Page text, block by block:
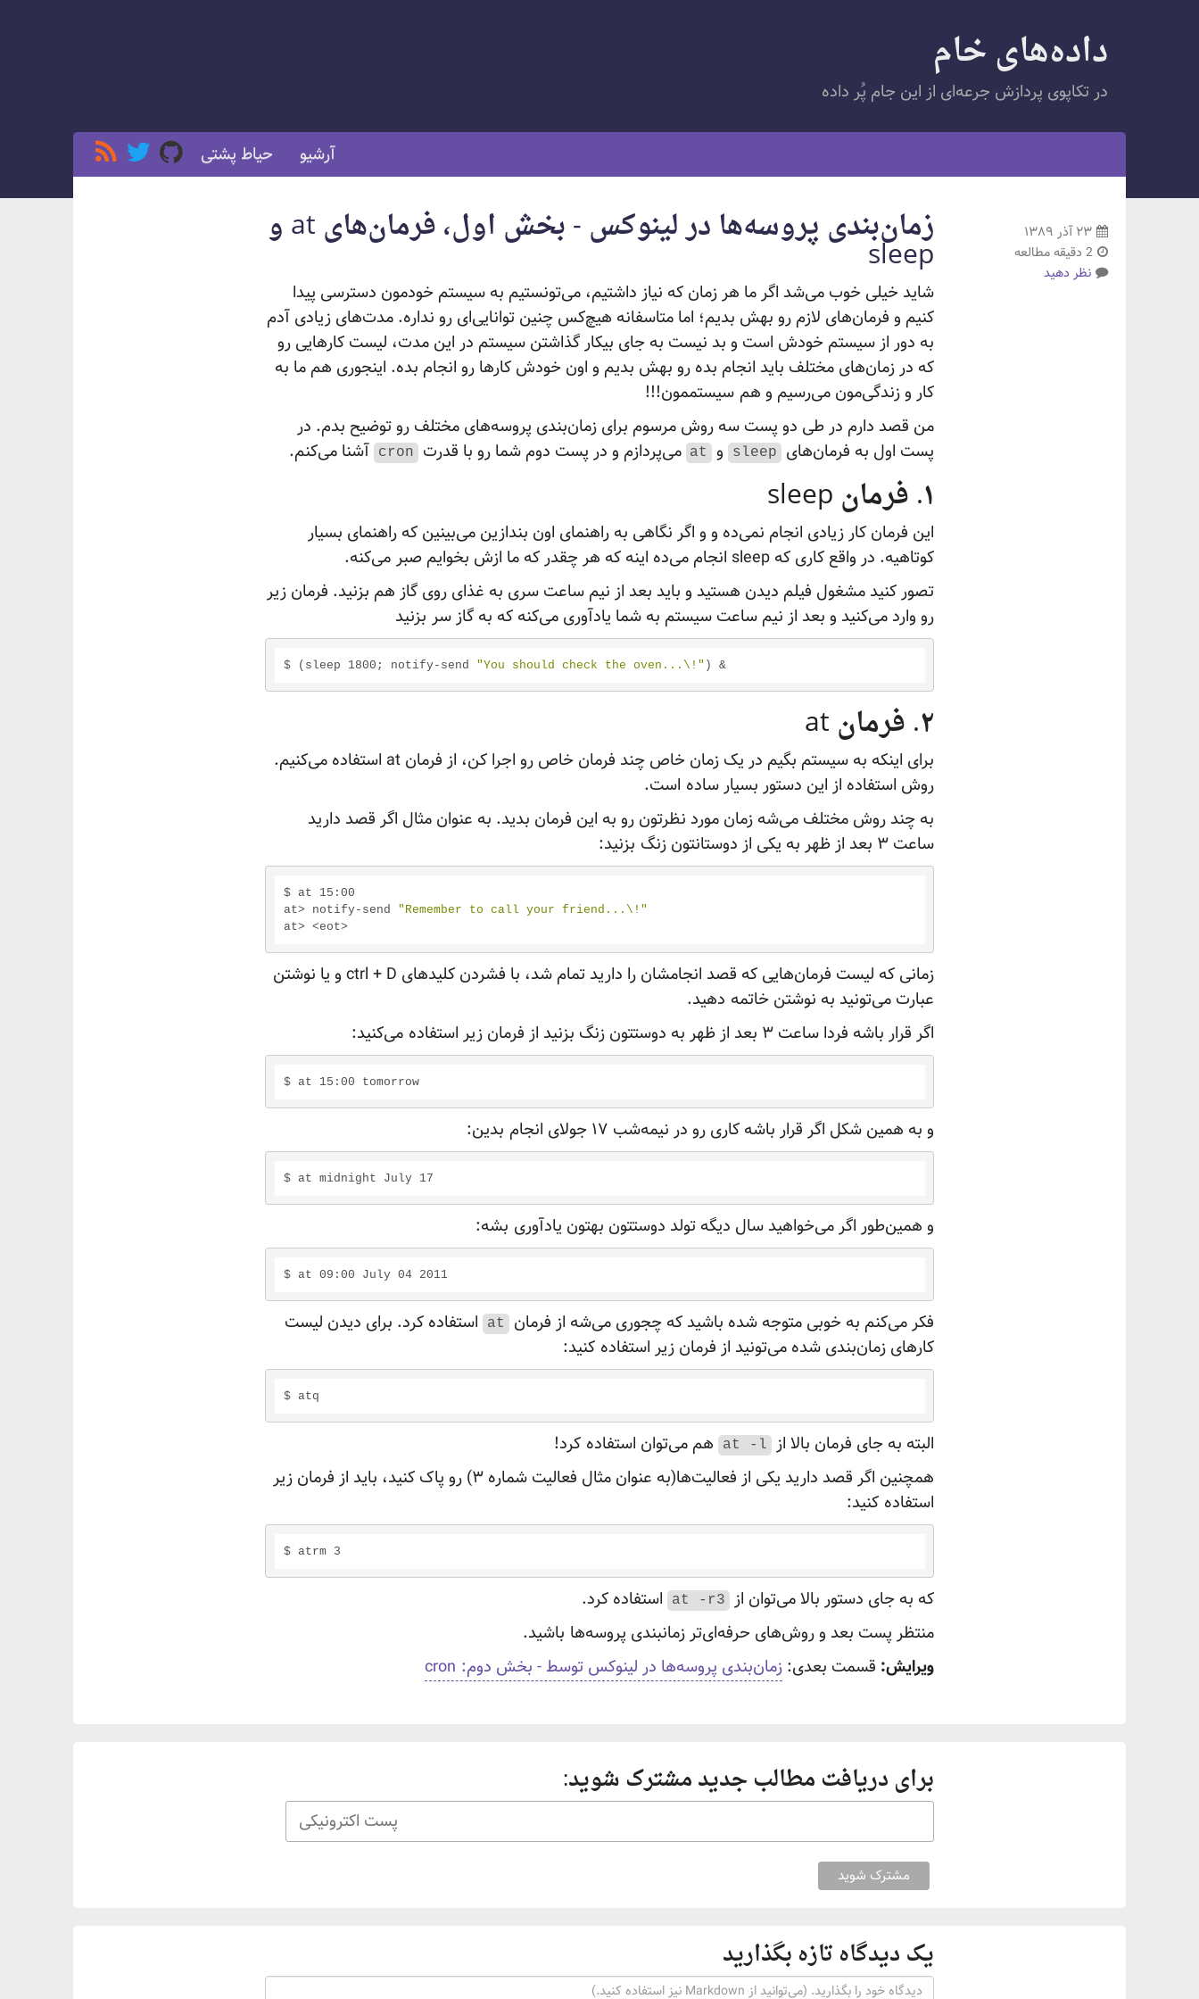
داده‌های خام
در تکاپوی پردازش جرعه‌ای از این جام پُر داده
آرشیو حیاط پشتی
۲۳ آذر ۱۳۸۹
2 دقیقه مطالعه
نظر دهید
زمان‌بندی پروسه‌ها در لینوکس - بخش اول، فرمان‌های at و
sleep
شاید خیلی خوب می‌شد اگر ما هر زمان که نیاز داشتیم، می‌تونستیم به سیستم خودمون دسترسی پیدا
کنیم و فرمان‌های لازم رو بهش بدیم؛ اما متاسفانه هیچ‌کس چنین توانایی‌ای رو نداره. مدت‌های زیادی آدم
به دور از سیستم خودش است و بد نیست به جای بیکار گذاشتن سیستم در این مدت، لیست کارهایی رو
که در زمان‌های مختلف باید انجام بده رو بهش بدیم و اون خودش کارها رو انجام بده. اینجوری هم ما به
کار و زندگی‌مون می‌رسیم و هم سیستممون!!!
من قصد دارم در طی دو پست سه روش مرسوم برای زمان‌بندی پروسه‌های مختلف رو توضیح بدم. در
پست اول به فرمان‌های
sleep و at می‌پردازم و در پست دوم شما رو با قدرت cron آشنا می‌کنم.
۱. فرمان sleep
این فرمان کار زیادی انجام نمی‌ده و و اگر نگاهی به راهنمای اون بندازین می‌بینین که راهنمای بسیار
کوتاهیه. در واقع کاری که sleep انجام می‌ده اینه که هر چقدر که ما ازش بخوایم صبر
می‌کنه.
تصور کنید مشغول فیلم دیدن هستید و باید بعد از نیم ساعت سری به غذای روی گاز هم بزنید. فرمان زیر
رو وارد می‌کنید و بعد از نیم ساعت سیستم به شما یادآوری می‌کنه که به گاز سر بزنید
$ (sleep 1800; notify-send "You should check the oven...\!" ) &
۲. فرمان at
برای اینکه به سیستم بگیم در یک زمان خاص چند فرمان خاص رو اجرا کن، از فرمان at استفاده می‌کنیم.
روش استفاده از این دستور بسیار ساده است.
به چند روش مختلف می‌شه زمان مورد نظرتون رو به این فرمان بدید. به عنوان مثال اگر قصد دارید
ساعت ۳ بعد از ظهر به یکی از دوستانتون زنگ
بزنید:
$ at 15:00
at> notify-send "Remember to call your friend...\!"
زمانی که لیست فرمان‌هایی که قصد انجامشان را دارید تمام شد، با فشردن کلیدهای ctrl + D و یا نوشتن
عبارتمی‌تونید به نوشتن خاتمه دهید.
اگر قرار باشه فردا ساعت ۳ بعد از ظهر به دوستتون زنگ بزنید از فرمان زیر استفاده
می‌کنید:
$ at 15:00 tomorrow
و به همین شکل اگر قرار باشه کاری رو در نیمه‌شب ۱۷ جولای انجام بدین:
و همین‌طور اگر می‌خواهید سال دیگه تولد دوستتون بهتون یادآوری بشه:
$ at 09:00 July 04 2011
فکر می‌کنم به خوبی متوجه شده باشید که چجوری می‌شه از فرمان at استفاده کرد. برای دیدن لیست
کارهای زمان‌بندی شده می‌تونید از فرمان زیر استفاده کنید:
البته به جای فرمان بالا از at -l هم می‌توان استفاده کرد!
همچنین اگر قصد دارید یکی از فعالیت‌ها(به عنوان مثال فعالیت شماره ۳) رو‌ پاک کنید، باید از فرمان زیر
استفاده کنید:
که به جای دستور بالا می‌توان از at -r3 استفاده کرد.
منتظر پست بعد و روش‌های حرفه‌ای‌تر زمانبندی پروسه‌ها باشید.
ویرایش: قسمت بعدی:زمان‌بندی پروسه‌ها در لینوکس توسط - بخش دوم: cron
برای دریافت مطالب جدید مشترک شوید:
یک دیدگاه تازه بگذارید
Content